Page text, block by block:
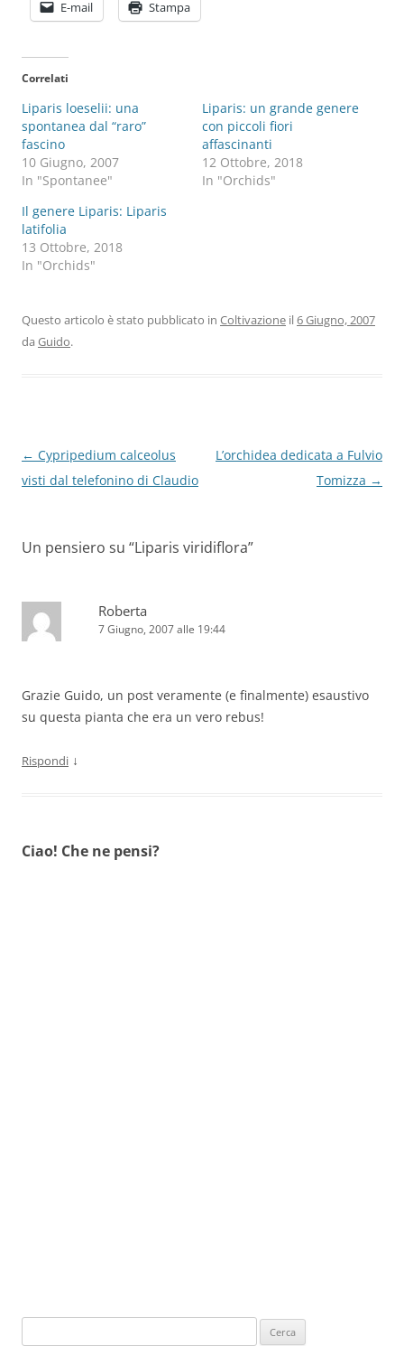
E-mail Stampa
Correlati
Liparis loeselii: una
spontanea dal “raro”
fascino
10 Giugno, 2007
In "Spontanee"
Liparis: un grande genere
con piccoli fiori
affascinanti
12 Ottobre, 2018
In "Orchids"
Il genere Liparis: Liparis
latifolia
13 Ottobre, 2018
In "Orchids"
Questo articolo è stato pubblicato in Coltivazione il6 Giugno, 2007
da Guido.
Navigazione
articolo
← Cypripedium calceolus
visti dal telefonino di Claudio
L’orchidea dedicata a Fulvio
Tomizza →
Un pensiero su “Liparis viridiflora”
Roberta
7 Giugno, 2007 alle 19:44
Grazie Guido, un post veramente (e finalmente) esaustivo
su questa pianta che era un vero rebus!
Rispondi ↓
Ciao! Che ne pensi?